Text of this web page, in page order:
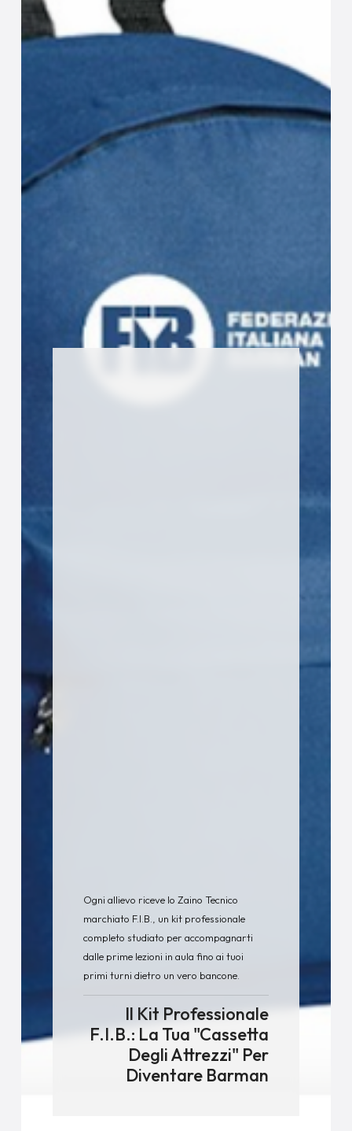
Ogni allievo riceve lo Zaino Tecnico
marchiato F.I.B., un kit professionale
completo studiato per accompagnarti
dalle prime lezioni in aula fino ai tuoi
primi turni dietro un vero bancone.
Il Kit Professionale
F.I.B.: La Tua "Cassetta
Degli Attrezzi" Per
Diventare Barman